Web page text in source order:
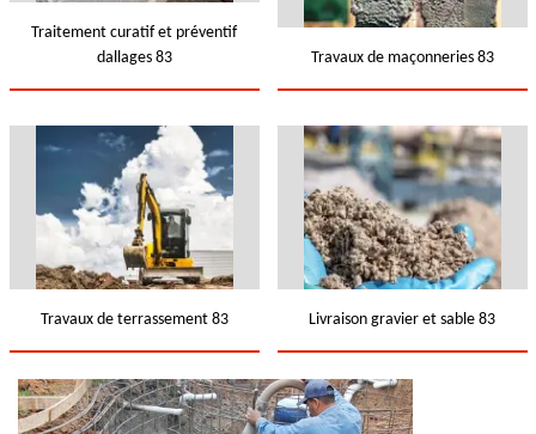
Traitement curatif et préventif
dallages 83
Travaux de maçonneries 83
Travaux de terrassement 83 Livraison gravier et sable 83